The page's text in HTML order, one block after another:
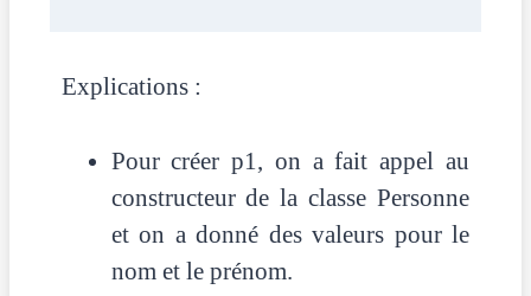
Explications :
Pour créer p1, on a fait appel au
constructeur de la classe Personne
et on a donné des valeurs pour le
nom et le prénom.